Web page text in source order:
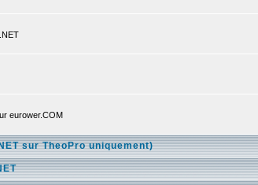
eurower.COM
sur TheoPro uniquement)